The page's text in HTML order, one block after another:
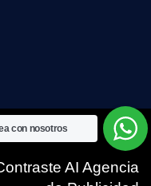
SIMEX
AI Agencia
con nosotros